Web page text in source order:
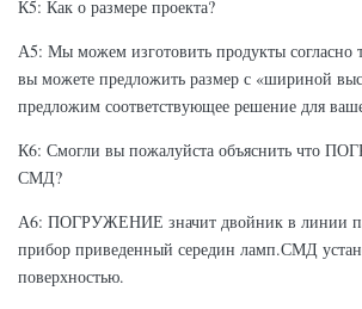
К5: Как о размере проекта?
А5: Мы можем изготовить продукты согласно
вы можете предложить размер с «шириной
предложим соответствующее решение для
К6: Смогли вы пожалуйста объяснить что
СМД?
А6: ПОГРУЖЕНИЕ значит двойник в линии
прибор приведенный середин ламп.СМД
поверхностью.